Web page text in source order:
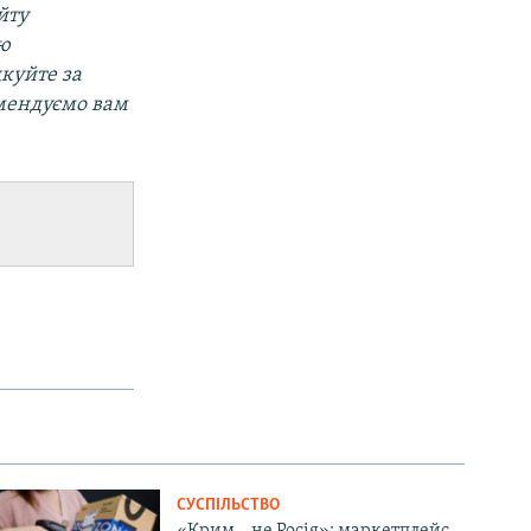
за
вам
СУСПІЛЬСТВО